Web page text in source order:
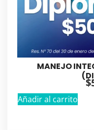
MANEJO
$
Añadir al carrito